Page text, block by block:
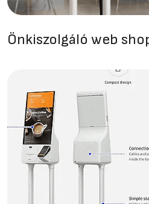
Önkiszolgáló web